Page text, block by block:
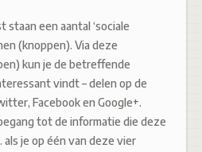
staan een aantal ‘sociale
(knoppen). Via deze
kun je de betreffende
vindt – delen op de
Facebook en Google+.
tot de informatie die deze
je op één van deze vier